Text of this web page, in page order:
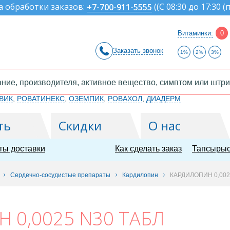
обработки заказов: +7-700-911-5555 ((С 08:30 до 17:30
Заказать звонок
Витаминки: 0
1% 2% 3%
РОВАТИНЕКС ОЗЕМПИК РОВАХОЛ ДИАДЕРМ
Скидки О нас
доставки Как сделать заказ
Сердечно-сосудистые препараты Кардилопин КАРДИЛОПИН
N30 ТАБЛ